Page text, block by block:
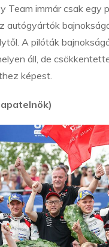
Team immár csak egy
autógyártók
A pilóták
áll, de
képest.